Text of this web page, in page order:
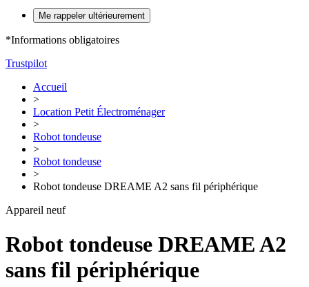
Me rappeler ultérieurement
*Informations obligatoires
Trustpilot
Accueil
>
Location Petit Électroménager
>
Robot tondeuse
>
Robot tondeuse
>
Robot tondeuse DREAME A2 sans fil périphérique
Appareil neuf
Robot tondeuse DREAMEA2
sans fil périphérique